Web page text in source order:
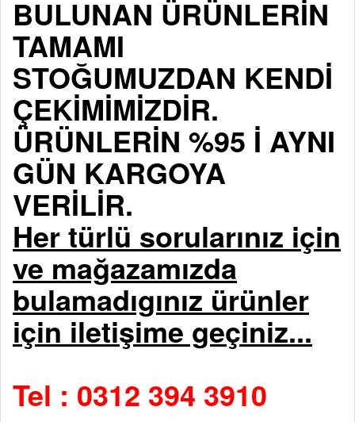
BULUNAN ÜRÜNLERİN
TAMAMI
STOĞUMUZDAN KENDİ
ÇEKİMİMİZDİR.
ÜRÜNLERİN %95 İ AYNI
GÜN KARGOYA
VERİLİR.
Her türlü sorularınız için
ve mağazamızda
bulamadıgınız ürünler
için iletişime geçiniz...
Tel : 0312 394 3910